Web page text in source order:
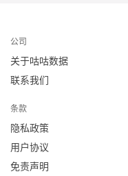
公司
关于咕咕数据
联系我们
条款
隐私政策
用户协议
免责声明